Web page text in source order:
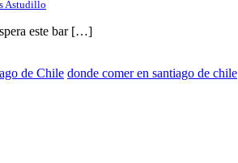
Astudillo
este bar […]
de Chile donde comer en santiago de chile